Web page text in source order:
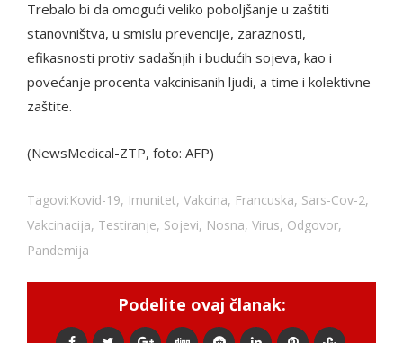
Trebalo bi da omogući veliko poboljšanje u zaštiti
stanovništva, u smislu prevencije, zaraznosti,
efikasnosti protiv sadašnjih i budućih sojeva, kao i
povećanje procenta vakcinisanih ljudi, a time i kolektivne
zaštite.
(NewsMedical-ZTP, foto: AFP)
Tagovi:Kovid-19, Imunitet, Vakcina, Francuska, Sars-Cov-2,
Vakcinacija, Testiranje, Sojevi, Nosna, Virus, Odgovor,
Pandemija
Podelite ovaj članak: